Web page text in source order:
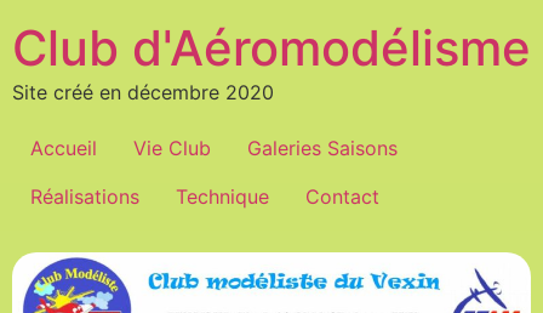
Club d'Aéromodélisme
Site créé en décembre 2020
Accueil Vie Club
Galeries Saisons
Réalisations
Technique Contact